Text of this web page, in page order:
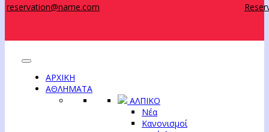
reservation@name.com
ΑΡΧΙΚΗ
ΑΘΛΗΜΑΤΑ
ΑΛΠΙΚΟ
Νέα
Κανονισμοί